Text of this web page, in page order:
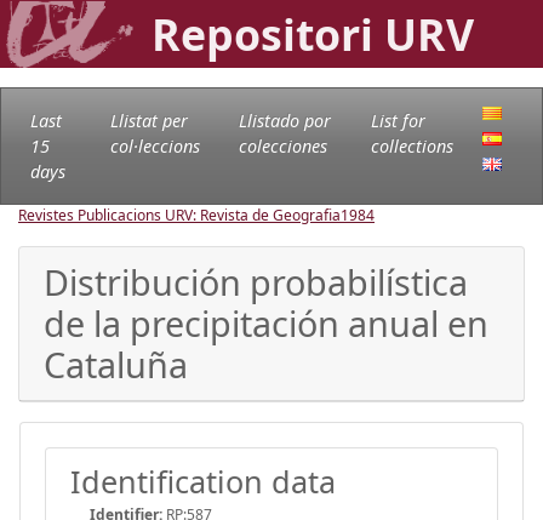
Repositori URV
Last
15
days
Llistat per
col·leccions
Llistado por
colecciones
List for
collections
Revistes Publicacions URV: Revista de Geografia1984
Distribución probabilística
de la precipitación anual en
Cataluña
Identification data
Identifier: RP:587